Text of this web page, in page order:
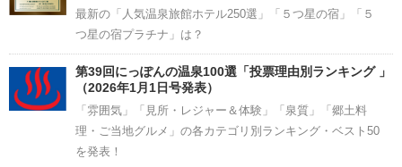
最新の「人気温泉旅館ホテル250選」「５つ星の宿」「５
つ星の宿プラチナ」は？
第39回にっぽんの温泉100選「投票理由別ランキング 」
（2026年1月1日号発表）
「雰囲気」「見所・レジャー＆体験」「泉質」「郷土料
理・ご当地グルメ」の各カテゴリ別ランキング・ベスト50
を発表！